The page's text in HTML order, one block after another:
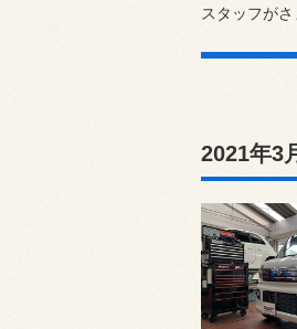
スタッフが
2021年3